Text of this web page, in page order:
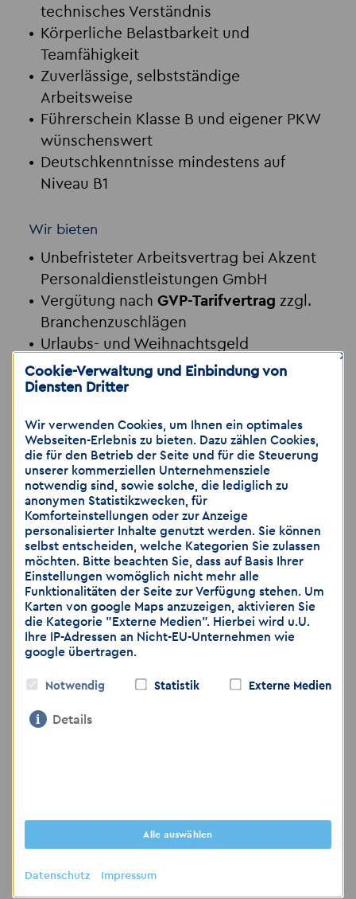
technisches Verständnis
Körperliche Belastbarkeit und
Teamfähigkeit
Zuverlässige, selbstständige
Arbeitsweise
Führerschein Klasse B und eigener PKW
wünschenswert
Deutschkenntnisse mindestens auf
Niveau B1
Wir bieten
Unbefristeter Arbeitsvertrag bei Akzent
Personaldienstleistungen GmbH
Vergütung nach GVP-Tarifvertrag zzgl.
Branchenzuschlägen
Urlaubs- und Weihnachtsgeld
Bis zu 30 Tage Urlaub
Regionale Einsätze – tägliche Heimkehr
Persönliche Betreuung durch unser
Team in Gera
Langfristige Einsatzmöglichkeiten mit
Option auf Übernahme beim Kunden
Kontakt
Akzent Personaldienstleistungen GmbH
Ansprechpartnerin:Stephanie Taube
Friedericistraße 9
07545 Gera
Telefon:
036555247213
E-Mail:gera
regionalen Bauhandwerk!
Cookie-Verwaltung und Einbindung von
Diensten Dritter
×
Wir verwenden Cookies, um Ihnen ein optimales
Webseiten-Erlebnis zu bieten. Dazu zählen Cookies,
die für den Betrieb der Seite und für die Steuerung
unserer kommerziellen Unternehmensziele
notwendig sind, sowie solche, die lediglich zu
anonymen Statistikzwecken, für
Komforteinstellungen oder zur Anzeige
personalisierter Inhalte genutzt werden. Sie können
selbst entscheiden, welche Kategorien Sie zulassen
möchten. Bitte beachten Sie, dass auf Basis Ihrer
Einstellungen womöglich nicht mehr alle
Funktionalitäten der Seite zur Verfügung stehen. Um
Karten von google Maps anzuzeigen, aktivieren Sie
die Kategorie "Externe Medien". Hierbei wird u.U.
Ihre IP-Adressen an Nicht-EU-Unternehmen wie
google übertragen.
Notwendig Statistik Externe Medien
Details
Alle auswählen
Datenschutz Impressum